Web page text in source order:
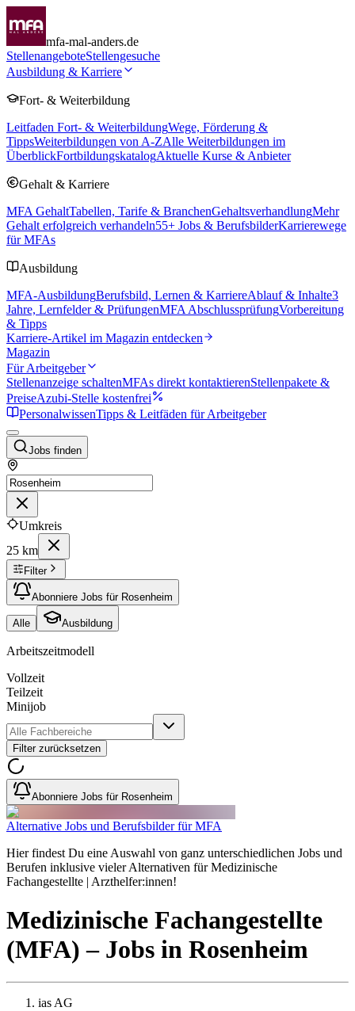
mfa-mal-anders.de
StellenangeboteStellengesuche
Ausbildung & Karriere
Fort- & Weiterbildung
Leitfaden Fort- & WeiterbildungWege, Förderung &
TippsWeiterbildungen von A-ZAlle Weiterbildungen im
ÜberblickFortbildungskatalogAktuelle Kurse & Anbieter
Gehalt & Karriere
MFA GehaltTabellen, Tarife & BranchenGehaltsverhandlungMehr
Gehalt erfolgreich verhandeln55+ Jobs & BerufsbilderKarrierewege
für MFAs
Ausbildung
MFA-AusbildungBerufsbild, Lernen & KarriereAblauf & Inhalte3
Jahre, Lernfelder & PrüfungenMFA AbschlussprüfungVorbereitung
& Tipps
Karriere-Artikel im Magazin entdecken
Magazin
Für Arbeitgeber
Stellenanzeige schaltenMFAs direkt kontaktierenStellenpakete &
PreiseAzubi-Stelle kostenfrei
PersonalwissenTipps & Leitfäden für Arbeitgeber
Jobs finden
Umkreis
25 km
Filter
Abonniere Jobs für Rosenheim
Alle Ausbildung
Arbeitszeitmodell
Vollzeit
Teilzeit
Minijob
Filter zurücksetzen
Abonniere Jobs für Rosenheim
Alternative Jobs und Berufsbilder für MFA
Hier findest Du eine Auswahl von ganz unterschiedlichen Jobs und
Berufen inklusive vieler Alternativen für Medizinische
Fachangestellte | Arzthelfer:innen!
Medizinische Fachangestellte
(MFA) – Jobs in Rosenheim
ias AG